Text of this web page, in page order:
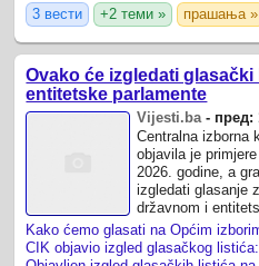
3 вести
+2 теми » прашања »
Ovako će izgledati
entitetske parlamente
Vijesti.ba- пред:
Centralna izborna
objavila je
2026. godine, a
izgledati glasanje
državnom i